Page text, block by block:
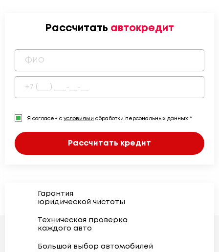
Рассчитать автокредит
Я согласен с условиями обработки персональных данных *
Рассчитать кредит
Гарантия
юридической чистоты
Техническая проверка
каждого авто
Большой выбор автомобилей